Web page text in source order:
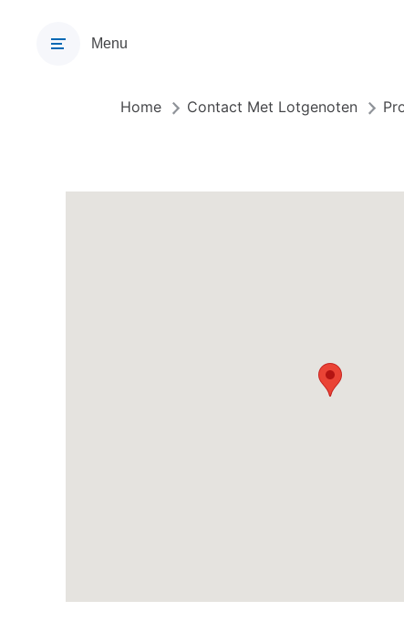
Menu
Kruimelpad
Home Contact Met Lotgenoten